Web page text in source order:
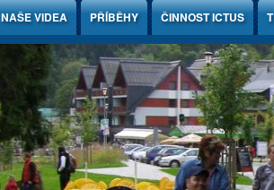
NAŠE VIDEA PŘÍBĚHY ČINNOST ICTUS